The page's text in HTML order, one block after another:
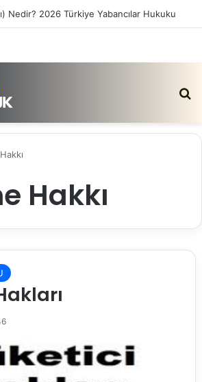
Nedir? 2026 Türkiye Yabancılar Hukuku
Hakkı